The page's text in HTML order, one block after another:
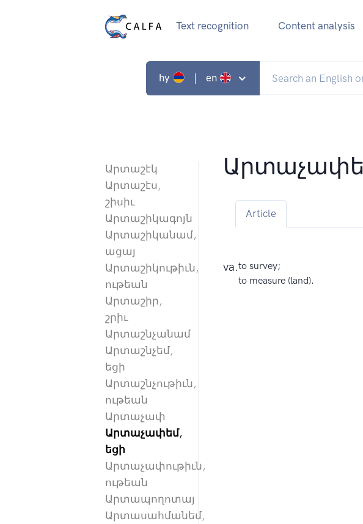
Text recognition Content analysis
hy | en
Արտաշէկ
Արտաշէս,
շիսիւ
Արտաշիկագոյն
Արտաշիկանամ,
ացայ
Արտաշիկութիւն,
ութեան
Արտաշիր,
շրիւ
Արտաշնչանամ
Արտաշնչեմ,
եցի
Արտաշնչութիւն,
ութեան
Արտաչափ
Արտաչափեմ,
եցի
Արտաչափութիւն,
ութեան
Արտապողոտայ
Արտասահմանեմ,
Article
va.to survey;
to measure (land).